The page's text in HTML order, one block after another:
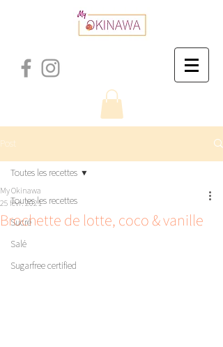
Post
Toutes les recettes
Sucré
Salé
Sugarfree certified
Toutes les recettes
Brochette de lotte, coco & vanille
My Okinawa
25 févr. 2021